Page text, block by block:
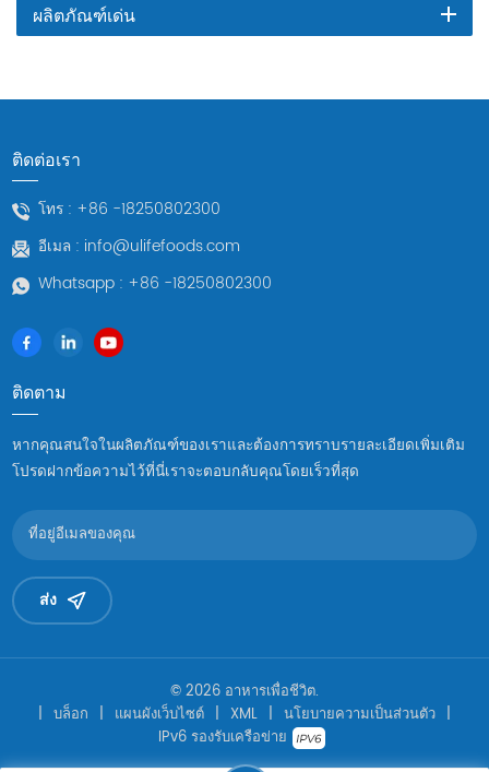
ผลิตภัณฑ์เด่น
ติดต่อเรา
โทร : +86 -18250802300
อีเมล : info@ulifefoods.com
Whatsapp : +86 -18250802300
ติดตาม
หากคุณสนใจในผลิตภัณฑ์ของเราและต้องการทราบรายละเอียดเพิ่มเติม
โปรดฝากข้อความไว้ที่นี่เราจะตอบกลับคุณโดยเร็วที่สุด
ส่ง
© 2026 อาหารเพื่อชีวิต.
| บล็อก | แผนผังเว็บไซต์ | XML | นโยบายความเป็นส่วนตัว |
IPv6 รองรับเครือข่าย